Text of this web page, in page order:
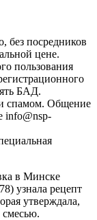
без посредников
цене.
пользования
БАД.
спамом. Общение
info@nsp-
в Минске
узнала рецепт
утверждала,
смесью.